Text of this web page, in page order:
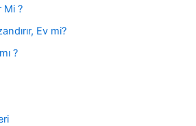
Mi ?
Ev mi?
?